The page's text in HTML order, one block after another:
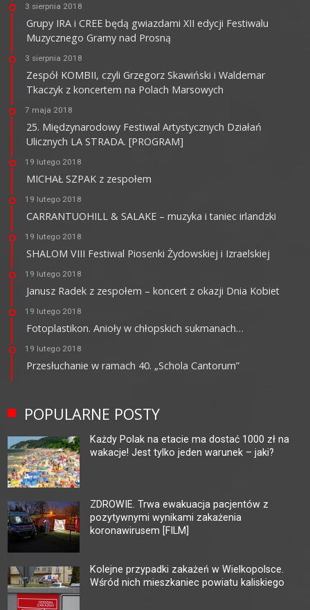
3 sierpnia 2018
Grupy IRA i CREE będą gwiazdami XII edycji Festiwalu
Muzycznego Gramy nad Prosną
3 sierpnia 2018
Zespół KOMBII, czyli Grzegorz Skawiński i Waldemar
Tkaczyk z koncertem na Polach Marsowych
7 maja 2018
25. Międzynarodowy Festiwal Artystycznych Działań
Ulicznych LA STRADA. [PROGRAM]
19 lutego 2018
MICHAŁ SZPAK z zespołem
19 lutego 2018
CARRANTUOHILL & SALAKE – muzyka i taniec irlandzki
19 lutego 2018
SHALOM VIII Festiwal Piosenki Żydowskiej i Izraelskiej
19 lutego 2018
Janusz Radek z zespołem – koncert z okazji Dnia Kobiet
19 lutego 2018
Fotoplastikon. Anioły w chłopskich sukmanach…
19 lutego 2018
Przesłuchanie w ramach 40. „Schola Cantorum”
POPULARNE POSTY
Każdy Polak na etacie ma dostać 1000 zł na
wakacje! Jest tylko jeden warunek – jaki?
ZDROWIE. Trwa ewakuacja pacjentów z
pozytywnymi wynikami zakażenia
koronawirusem [FILM]
Kolejne przypadki zakażeń w Wielkopolsce.
Wśród nich mieszkaniec powiatu kaliskiego